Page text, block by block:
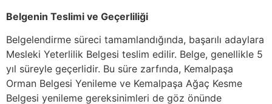
Belgenin Teslimi ve Geçerliliği
Belgelendirme süreci tamamlandığında, başarılı adaylara
Mesleki Yeterlilik Belgesi teslim edilir. Belge, genellikle 5
yıl süreyle geçerlidir. Bu süre zarfında, Kemalpaşa
Orman Belgesi Yenileme ve Kemalpaşa Ağaç Kesme
Belgesi yenileme gereksinimleri de göz önünde